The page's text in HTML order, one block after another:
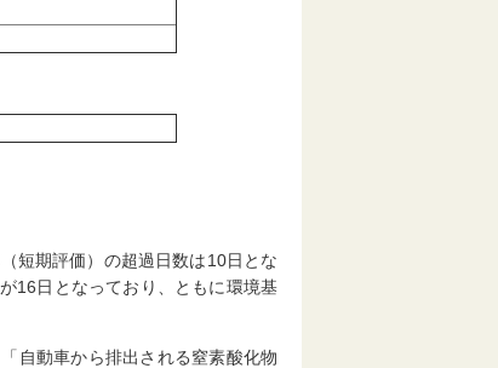
短期評価）の超過日数は10日とな
16日となっており、ともに環境基
自動車から排出される窒素酸化物